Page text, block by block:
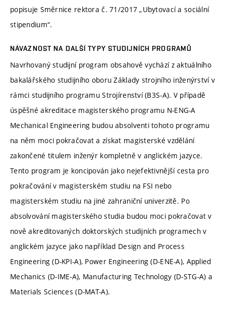
popisuje Směrnice rektora č. 71/2017 „Ubytovací a sociální
stipendium“.
NÁVAZNOST NA DALŠÍ TYPY STUDIJNÍCH PROGRAMŮ
Navrhovaný studijní program obsahově vychází z aktuálního
bakalářského studijního oboru Základy strojního inženýrství v
rámci studijního programu Strojírenství (B3S-A). V případě
úspěšné akreditace magisterského programu N-ENG-A
Mechanical Engineering budou absolventi tohoto programu
na něm moci pokračovat a získat magisterské vzdělání
zakončené titulem inženýr kompletně v anglickém jazyce.
Tento program je koncipován jako nejefektivnější cesta pro
pokračování v magisterském studiu na FSI nebo
magisterském studiu na jiné zahraniční univerzitě. Po
absolvování magisterského studia budou moci pokračovat v
nově akreditovaných doktorských studijních programech v
anglickém jazyce jako například Design and Process
Engineering (D-KPI-A), Power Engineering (D-ENE-A), Applied
Mechanics (D-IME-A), Manufacturing Technology (D-STG-A) a
Materials Sciences (D-MAT-A).